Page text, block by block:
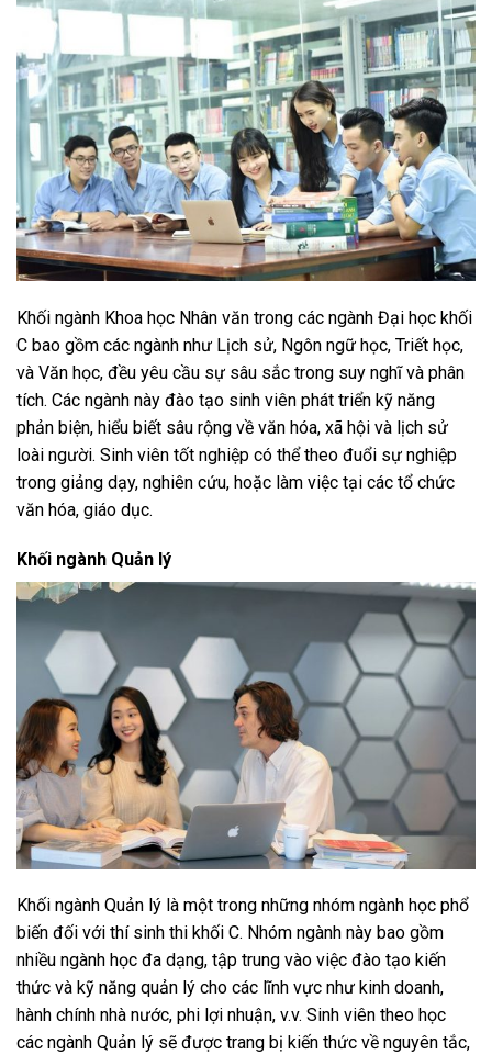
Khối ngành Khoa học Nhân văn trong các ngành Đại học khối
C bao gồm các ngành như Lịch sử, Ngôn ngữ học, Triết học,
và Văn học, đều yêu cầu sự sâu sắc trong suy nghĩ và phân
tích. Các ngành này đào tạo sinh viên phát triển kỹ năng
phản biện, hiểu biết sâu rộng về văn hóa, xã hội và lịch sử
loài người. Sinh viên tốt nghiệp có thể theo đuổi sự nghiệp
trong giảng dạy, nghiên cứu, hoặc làm việc tại các tổ chức
văn hóa, giáo dục.
Khối ngành Quản lý
Khối ngành Quản lý là một trong những nhóm ngành học phổ
biến đối với thí sinh thi khối C. Nhóm ngành này bao gồm
nhiều ngành học đa dạng, tập trung vào việc đào tạo kiến
thức và kỹ năng quản lý cho các lĩnh vực như kinh doanh,
hành chính nhà nước, phi lợi nhuận, v.v. Sinh viên theo học
các ngành Quản lý sẽ được trang bị kiến thức về nguyên tắc,